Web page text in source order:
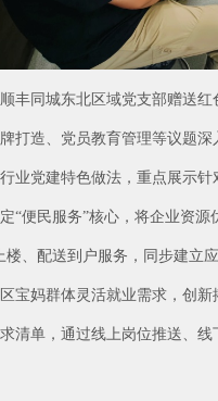
丰同城东北区域党支部赠送
打造、党员教育管理等议题
业党建特色做法，重点展示
“便民服务”核心，将企业资
楼、配送到户服务，同步建立
宝妈群体灵活就业需求，创
清单，通过线上岗位推送、